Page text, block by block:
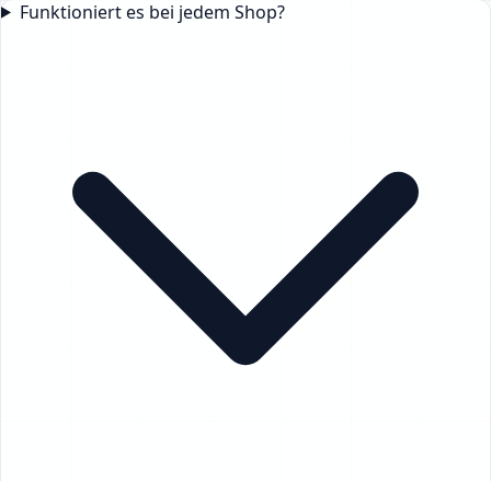
Funktioniert es bei jedem Shop?